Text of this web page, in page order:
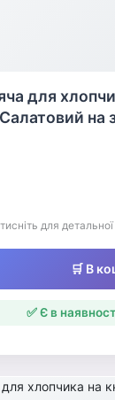
для
на
для детальної
🛒 В
✅ Є в